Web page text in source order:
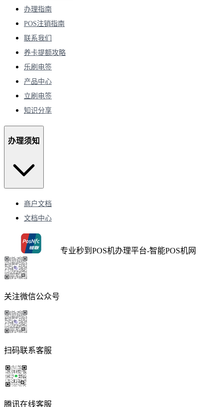
办理指南
POS注销指南
联系我们
养卡提额攻略
乐刷电签
产品中心
立刷电签
知识分享
办理须知
商户文档
文档中心
专业秒到POS机办理平台-智能POS机网
关注微信公众号
扫码联系客服
腾讯在线客服